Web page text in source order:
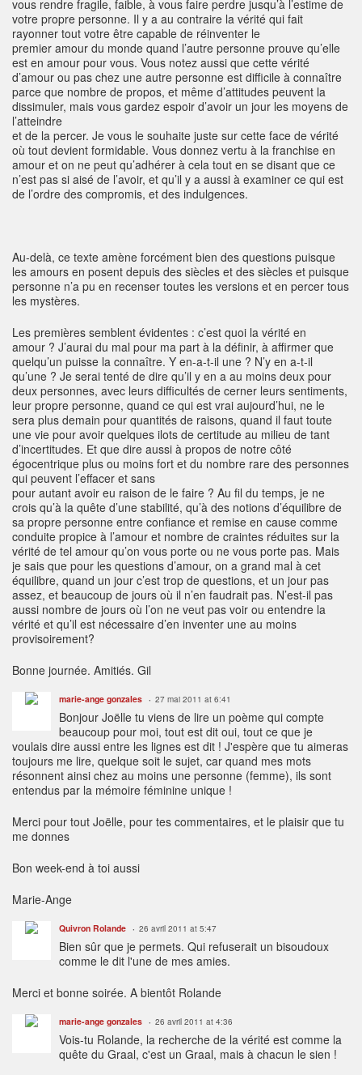
vous rendre fragile, faible, à vous faire perdre jusqu’à l’estime de
votre propre personne. Il y a au contraire la vérité qui fait
rayonner tout votre être capable de réinventer le
premier amour du monde quand l’autre personne prouve qu’elle
est en amour pour vous. Vous notez aussi que cette vérité
d’amour ou pas chez une autre personne est difficile à connaître
parce que nombre de propos, et même d’attitudes peuvent la
dissimuler, mais vous gardez espoir d’avoir un jour les moyens de
l’atteindre
et de la percer. Je vous le souhaite juste sur cette face de vérité
où tout devient formidable. Vous donnez vertu à la franchise en
amour et on ne peut qu’adhérer à cela tout en se disant que ce
n’est pas si aisé de l’avoir, et qu’il y a aussi à examiner ce qui est
de l’ordre des compromis, et des indulgences.
Au-delà, ce texte amène forcément bien des questions puisque
les amours en posent depuis des siècles et des siècles et puisque
personne n’a pu en recenser toutes les versions et en percer tous
les mystères.
Les premières semblent évidentes : c’est quoi la vérité en
amour ? J’aurai du mal pour ma part à la définir, à affirmer que
quelqu’un puisse la connaître. Y en-a-t-il une ? N’y en a-t-il
qu’une ? Je serai tenté de dire qu’il y en a au moins deux pour
deux personnes, avec leurs difficultés de cerner leurs sentiments,
leur propre personne, quand ce qui est vrai aujourd’hui, ne le
sera plus demain pour quantités de raisons, quand il faut toute
une vie pour avoir quelques ilots de certitude au milieu de tant
d’incertitudes. Et que dire aussi à propos de notre côté
égocentrique plus ou moins fort et du nombre rare des personnes
qui peuvent l’effacer et sans
pour autant avoir eu raison de le faire ? Au fil du temps, je ne
crois qu’à la quête d’une stabilité, qu’à des notions d’équilibre de
sa propre personne entre confiance et remise en cause comme
conduite propice à l’amour et nombre de craintes réduites sur la
vérité de tel amour qu’on vous porte ou ne vous porte pas. Mais
je sais que pour les questions d’amour, on a grand mal à cet
équilibre, quand un jour c’est trop de questions, et un jour pas
assez, et beaucoup de jours où il n’en faudrait pas. N’est-il pas
aussi nombre de jours où l’on ne veut pas voir ou entendre la
vérité et qu’il est nécessaire d’en inventer une au moins
provisoirement?
Bonne journée. Amitiés. Gil
marie-ange gonzales 27 mai 2011 at 6:41
Bonjour Joëlle tu viens de lire un poème qui compte
beaucoup pour moi, tout est dit oui, tout ce que je
voulais dire aussi entre les lignes est dit ! J'espère que tu aimeras
toujours me lire, quelque soit le sujet, car quand mes mots
résonnent ainsi chez au moins une personne (femme), ils sont
entendus par la mémoire féminine unique !
Merci pour tout Joëlle, pour tes commentaires, et le plaisir que tu
me donnes
Bon week-end à toi aussi
Marie-Ange
Quivron Rolande 26 avril 2011 at 5:47
Bien sûr que je permets. Qui refuserait un bisoudoux
comme le dit l'une de mes amies.
Merci et bonne soirée. A bientôt Rolande
marie-ange gonzales 26 avril 2011 at 4:36
Vois-tu Rolande, la recherche de la vérité est comme la
quête du Graal, c'est un Graal, mais à chacun le sien !